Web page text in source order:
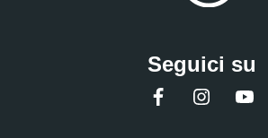
Seguici su
FacebookInstagram